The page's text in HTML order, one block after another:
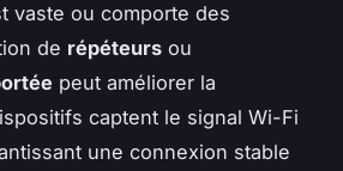
vaste ou comporte des
de répéteurs ou
peut améliorer la
captent le signal Wi-Fi
une connexion stable